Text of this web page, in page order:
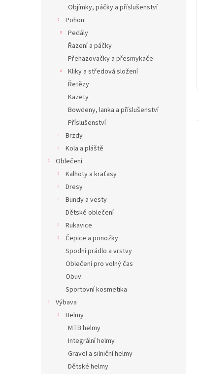
Objímky, páčky a příslušenství
Pohon
Pedály
Řazení a páčky
Přehazovačky a přesmykače
Kliky a středová složení
Řetězy
Kazety
Bowdeny, lanka a příslušenství
Příslušenství
Brzdy
Kola a pláště
Oblečení
Kalhoty a kraťasy
Dresy
Bundy a vesty
Dětské oblečení
Rukavice
Čepice a ponožky
Spodní prádlo a vrstvy
Oblečení pro volný čas
Obuv
Sportovní kosmetika
Výbava
Helmy
MTB helmy
Integrální helmy
Gravel a silniční helmy
Dětské helmy